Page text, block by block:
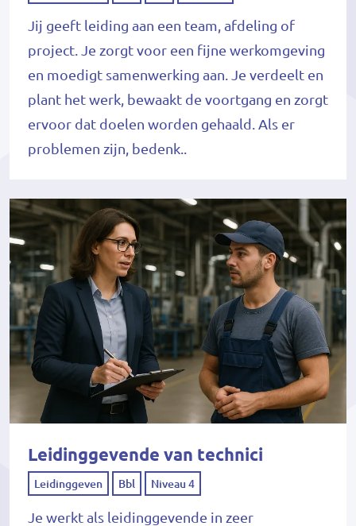
Jij geeft leiding aan een team, afdeling of
project. Je zorgt voor een fijne werkomgeving
en moedigt samenwerking aan. Je verdeelt en
plant het werk, bewaakt de voortgang en zorgt
ervoor dat doelen worden gehaald. Als er
problemen zijn, bedenk..
Leidinggevende van technici
Leidinggeven Bbl Niveau 4
Je werkt als leidinggevende in zeer